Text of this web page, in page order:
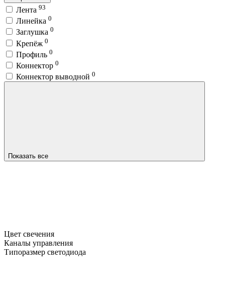
Лента 93
Линейка 0
Заглушка 0
Крепёж 0
Профиль 0
Коннектор 0
Коннектор выводной 0
Показать все
Цвет свечения
Каналы управления
Типоразмер светодиода